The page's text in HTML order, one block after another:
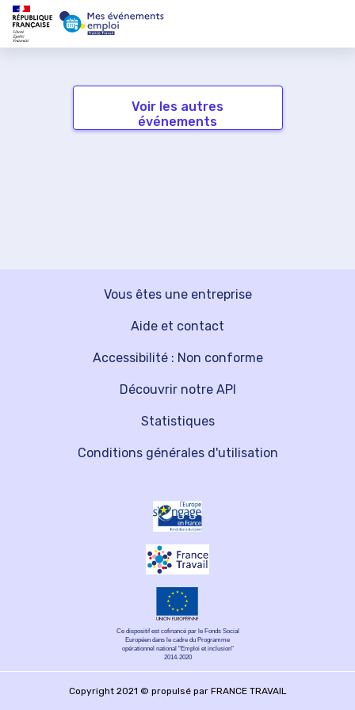
Voir les autres
événements
Vous êtes une entreprise
Découvrir notre API
Aide et contact
Statistiques
Accessibilité : Non conforme
Conditions générales d'utilisation
Ce dispositif est cofinancé par le Fonds Social
Européen dans le cadre du Programme
opérationnel national "Emploi et inclusion"
2014-2020
Copyright 2021 © propulsé par FRANCE TRAVAIL